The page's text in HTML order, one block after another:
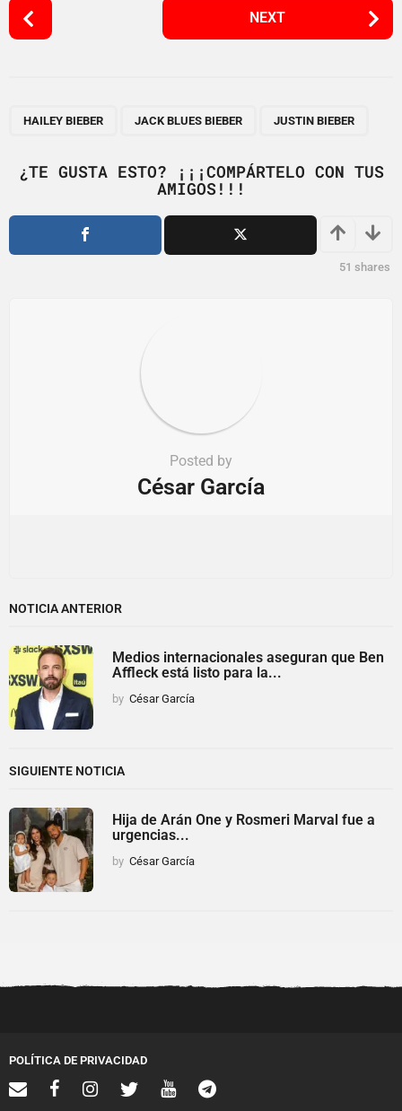
P
o
a
NEXT
HAILEY BIEBER JACK BLUES BIEBER JUSTIN BIEBER
¿TE GUSTA ESTO? ¡¡¡COMPÁRTELO CON TUS
AMIGOS!!!
51 shares
Posted by
César García
NOTICIA ANTERIOR
Medios internacionales aseguran que Ben
Affleck está listo para la...
by César García
SIGUIENTE NOTICIA
Hija de Arán One y Rosmeri Marval fue a
urgencias...
by César García
POLÍTICA DE PRIVACIDAD